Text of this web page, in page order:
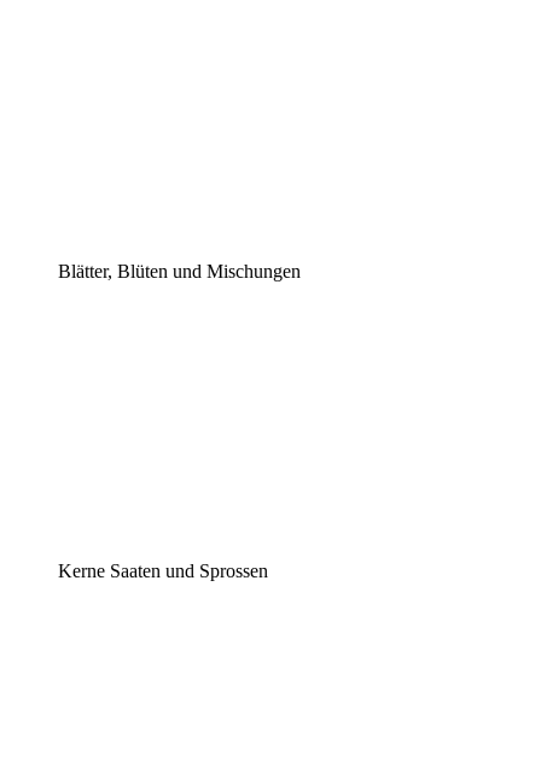
Blätter, Blüten und Mischungen
Kerne Saaten und Sprossen